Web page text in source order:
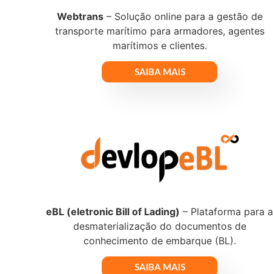
Webtrans– Solução online para a gestão de
transporte marítimo para armadores, agentes
marítimos e clientes.
SAIBA MAIS
eBL (eletronic Bill of Lading) – Plataforma para a
desmaterialização do documentos de
conhecimento de embarque (BL).
SAIBA MAIS